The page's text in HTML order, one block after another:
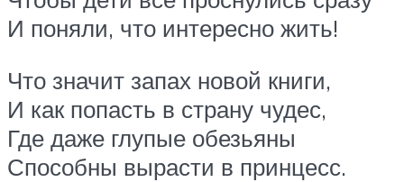
И поняли, что интересно жить!
Что значит запах новой книги,
И как попасть в страну чудес,
Где даже глупые обезьяны
Способны вырасти в принцесс.